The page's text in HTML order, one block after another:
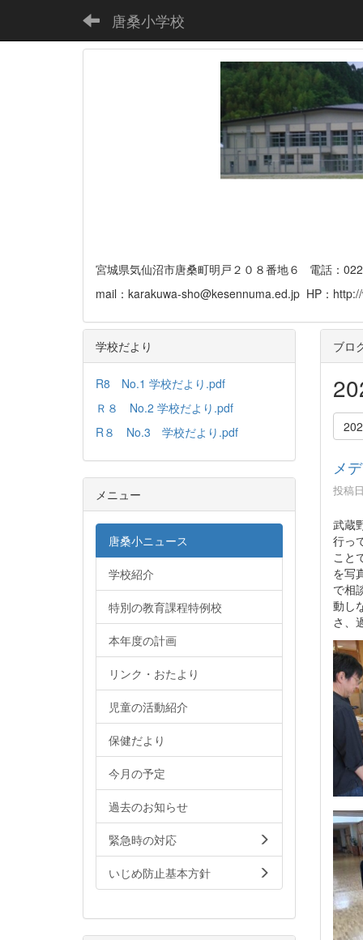
唐桑小学校
宮城県気仙沼市唐桑町明戸２０８番地６ 電話：
mail：karakuwa-sho@kesennuma.ed.jp HP：
ブロ
メ
投稿
武蔵
行っ
こと
を写
で相
動し
さ、
学校だより
R8 No.1 学校だより.pdf
Ｒ８ No.2 学校だより.pdf
R８ No.3 学校だより.pdf
メニュー
唐桑小ニュース
学校紹介
特別の教育課程特例校
本年度の計画
リンク・おたより
児童の活動紹介
保健だより
今月の予定
過去のお知らせ
緊急時の対応
いじめ防止基本方針